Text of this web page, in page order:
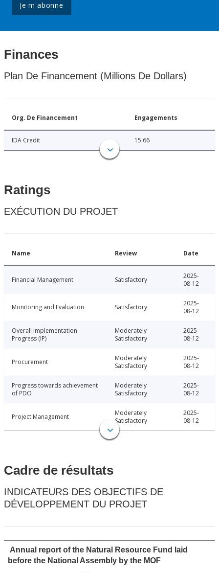
Je m'abonne
Finances
Plan De Financement (Millions De Dollars)
Org. De Financement Engagements
IDA Credit 15.66
Ratings
EXÉCUTION DU PROJET
Name Review Date
Financial Management Satisfactory
2025-
08-12
Monitoring and Evaluation Satisfactory
2025-
08-12
Overall Implementation
Progress (IP)
Moderately
Satisfactory
2025-
08-12
Procurement
Moderately
Satisfactory
2025-
08-12
Progress towards achievement
of PDO
Moderately
Satisfactory
2025-
08-12
Project Management
Moderately
Satisfactory
2025-
08-12
Cadre de résultats
INDICATEURS DES OBJECTIFS DE
DÉVELOPPEMENT DU PROJET
Annual report of the Natural Resource Fund laid
before the National Assembly by the MOF